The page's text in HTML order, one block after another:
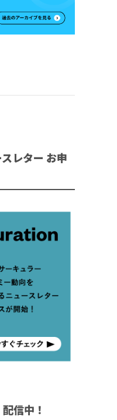
レター お申
信中！